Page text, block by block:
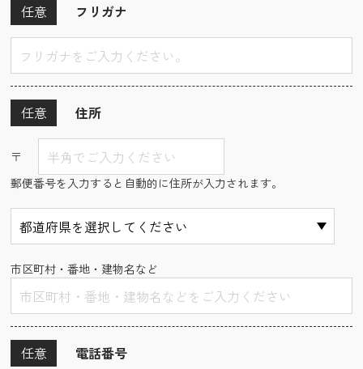
フリガナ
任意
住所
任意
〒
郵便番号を入力すると自動的に住所が入力されます。
市区町村・番地・建物名など
電話番号
任意